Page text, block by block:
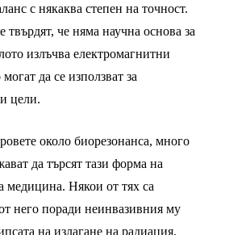
с някаква степен на точност.
твърдят, че няма научна основа за
излъчва електромагнитни
да се използват за
цели.
около биорезонанса, много
да търсят тази форма на
медицина. Някои от тях са
него поради неинвазивния му
на излагане на радиация,